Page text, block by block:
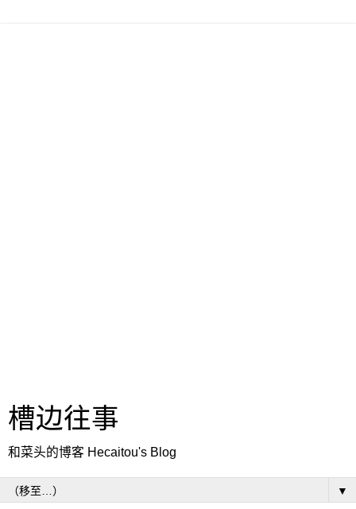
槽边往事
和菜头的博客 Hecaitou's Blog
▼